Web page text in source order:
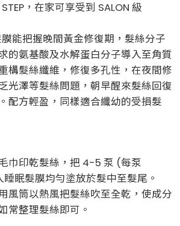
，在家可享受到 SALON 級
能把握晚間黃金修復期，髮絲分子
的氨基酸及水解蛋白分子導入至角質
構髮絲纖維，修復多孔性，在夜間修
光澤等髮絲問題，朝早醒來髮絲回復
配方輕盈，同樣適合纖幼的受損髮
巾印乾髮絲，把 4-5 泵 (每泵
眠髮膜均勻塗放於髮中至髮尾。
風筒以熱風把髮絲吹至全乾，使成分
常整理髮絲即可。